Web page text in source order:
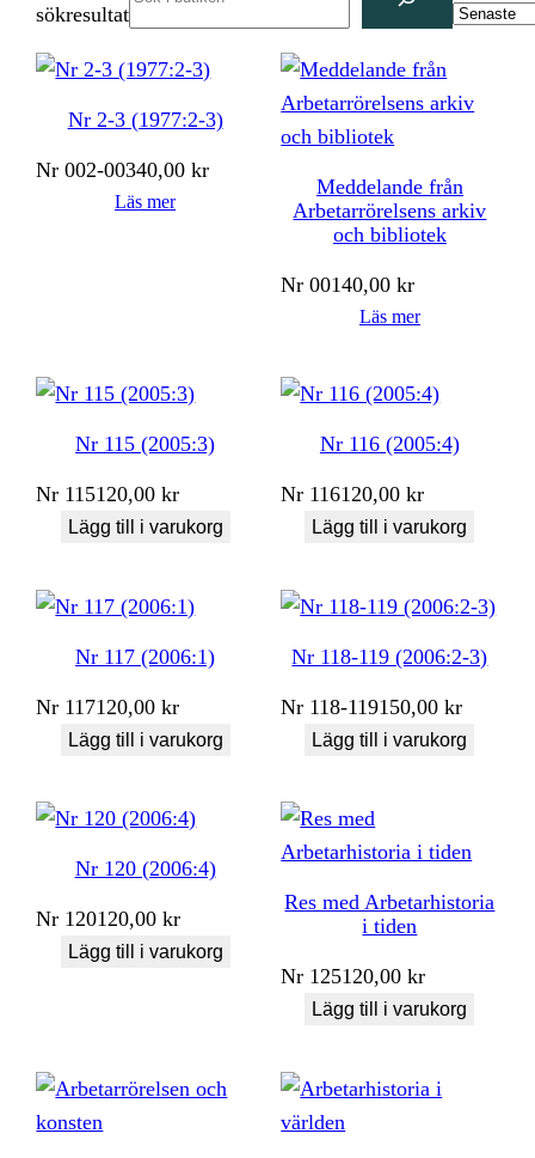
sökresultat
Nr 2-3 (1977:2-3)
Nr 002-00340,00kr
Läs mer
Meddelande från
Arbetarrörelsens arkiv
och bibliotek
Nr 00140,00kr
Läs mer
Nr 115 (2005:3)
Nr 115120,00kr
Lägg till i varukorg
Nr 116 (2005:4)
Nr 116120,00kr
Lägg till i varukorg
Nr 117 (2006:1)
Nr 117120,00kr
Lägg till i varukorg
Nr 118-119 (2006:2-3)
Nr 118-119150,00kr
Lägg till i varukorg
Nr 120 (2006:4)
Nr 120120,00kr
Lägg till i varukorg
Res med Arbetarhistoria
i tiden
Nr 125120,00kr
Lägg till i varukorg